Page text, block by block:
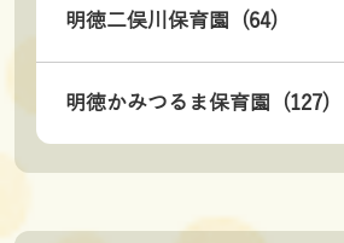
明徳二俣川保育園 (64)
明徳かみつるま保育園 (127)